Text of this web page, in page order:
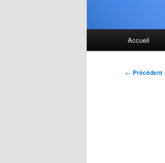
Accueil
Navigation
← Précédent